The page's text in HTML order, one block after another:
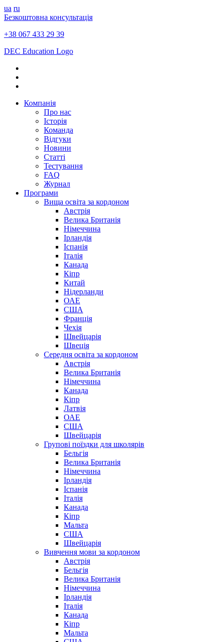
ua ru
Безкоштовна консультація
+38 067 433 29 39
DEC Education Logo
Компанія
Про нас
Історія
Команда
Відгуки
Новини
Статті
Тестування
FAQ
Журнал
Програми
Вища освіта за кордоном
Австрія
Велика Британія
Німеччина
Ірландія
Іспанія
Італія
Канада
Кіпр
Китай
Нідерланди
ОАЕ
США
Франція
Чехія
Швейцарія
Швеція
Середня освіта за кордоном
Австрія
Велика Британія
Німеччина
Канада
Кіпр
Латвія
ОАЕ
США
Швейцарія
Групові поїздки для школярів
Бельгія
Велика Британія
Німеччина
Ірландія
Іспанія
Італія
Канада
Кіпр
Мальта
США
Швейцарія
Вивчення мови за кордоном
Австрія
Бельгія
Велика Британія
Німеччина
Ірландія
Італія
Канада
Кіпр
Мальта